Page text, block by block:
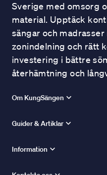
Sverige med omsorg
material. Upptäck
sängar och
zonindelning och rätt
investering i bättre
återhämtning och
Om KungSängen
Guider & Artiklar
Information